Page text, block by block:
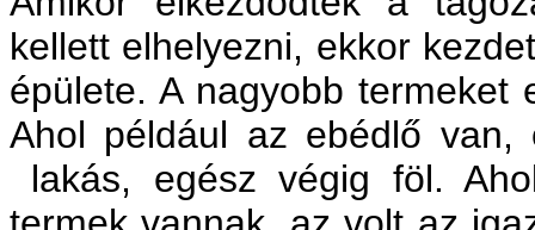
kellett elhelyezni, ekkor
épülete. A nagyobb termeket
Ahol például az ebédlő van,
lakás, egész végig föl.